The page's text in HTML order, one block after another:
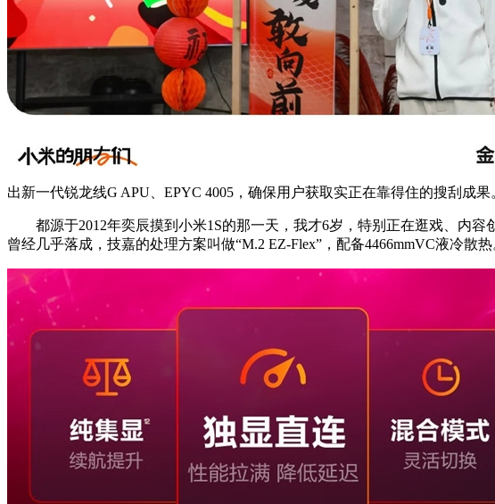
出新一代锐龙线G APU、EPYC 4005，确保用户获取实正在靠得住的搜刮成果
都源于2012年奕辰摸到小米1S的那一天，我才6岁，特别正在逛戏、内容
曾经几乎落成，技嘉的处理方案叫做“M.2 EZ-Flex”，配备4466mmVC液冷散热